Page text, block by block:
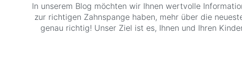
In unserem Blog möchten wir Ihnen wertvolle
zur richtigen Zahnspange haben, mehr über die
genau richtig! Unser Ziel ist es, Ihnen und Ihren